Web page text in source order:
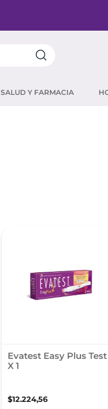
SALUD Y FARMACIA
Evatest Easy Plus Test
X 1
$12.224,56